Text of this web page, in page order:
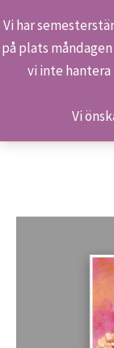
Vi har
på plats
vi inte
Vi
Hoppa
Sök
Hem Butiken